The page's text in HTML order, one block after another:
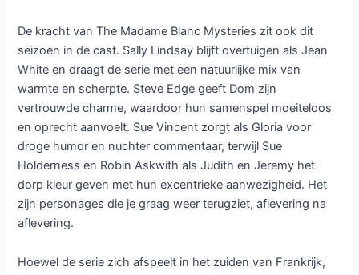
De kracht van The Madame Blanc Mysteries zit ook dit
seizoen in de cast. Sally Lindsay blijft overtuigen als Jean
White en draagt de serie met een natuurlijke mix van
warmte en scherpte. Steve Edge geeft Dom zijn
vertrouwde charme, waardoor hun samenspel moeiteloos
en oprecht aanvoelt. Sue Vincent zorgt als Gloria voor
droge humor en nuchter commentaar, terwijl Sue
Holderness en Robin Askwith als Judith en Jeremy het
dorp kleur geven met hun excentrieke aanwezigheid. Het
zijn personages die je graag weer terugziet, aflevering na
aflevering.
Hoewel de serie zich afspeelt in het zuiden van Frankrijk,